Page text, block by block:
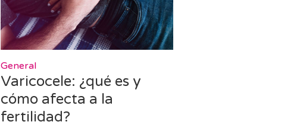
General
Varicocele: ¿qué es y
cómo afecta a la
fertilidad?